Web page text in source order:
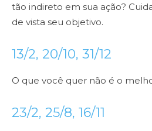
tão indireto em sua ação?
de vista seu objetivo.
13/2, 20/10, 31/12
O que você quer não é o
23/2, 25/8, 16/11